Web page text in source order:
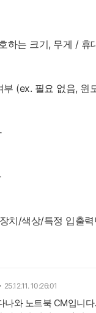
하는 크기, 무게 / 휴
(ex. 필요 없음, 윈
치/색상/특정 입출
25.12.11. 10:26:01
나와 노트북 CM입니다.